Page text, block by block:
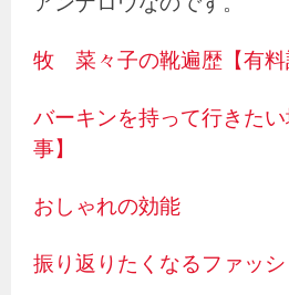
牧 菜々子の靴遍歴【有料
バーキンを持って行きた
事】
おしゃれの効能
振り返りたくなるファッ